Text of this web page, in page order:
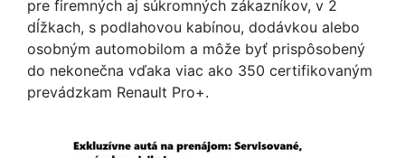
pre firemných aj súkromných zákazníkov, v 2
dĺžkach, s podlahovou kabínou, dodávkou alebo
osobným automobilom a môže byť prispôsobený
do nekonečna vďaka viac ako 350 certifikovaným
prevádzkam Renault Pro+.